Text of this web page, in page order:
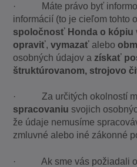
· Máte právo byť
informácií (to je cieľom tohto
spoločnosť Honda o kópiu
opraviť,vymazať alebo
osobných údajov azískať
štruktúrovanom, strojovo
· Za určitých okolností
spracovaniu svojich
že údaje nemusíme
zmluvné alebo iné zákonné
· Ak sme vás požiadali o